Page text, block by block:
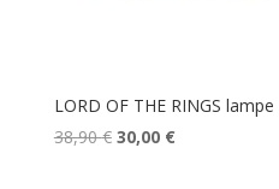
LORD OF THE RINGS
38,90€ Le
30,00 €Le